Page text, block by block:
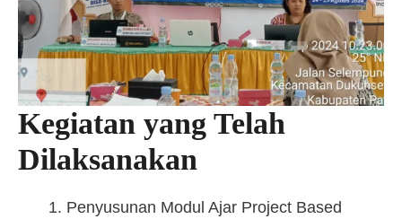
Kegiatan yang Telah
Dilaksanakan
Penyusunan Modul Ajar Project Based